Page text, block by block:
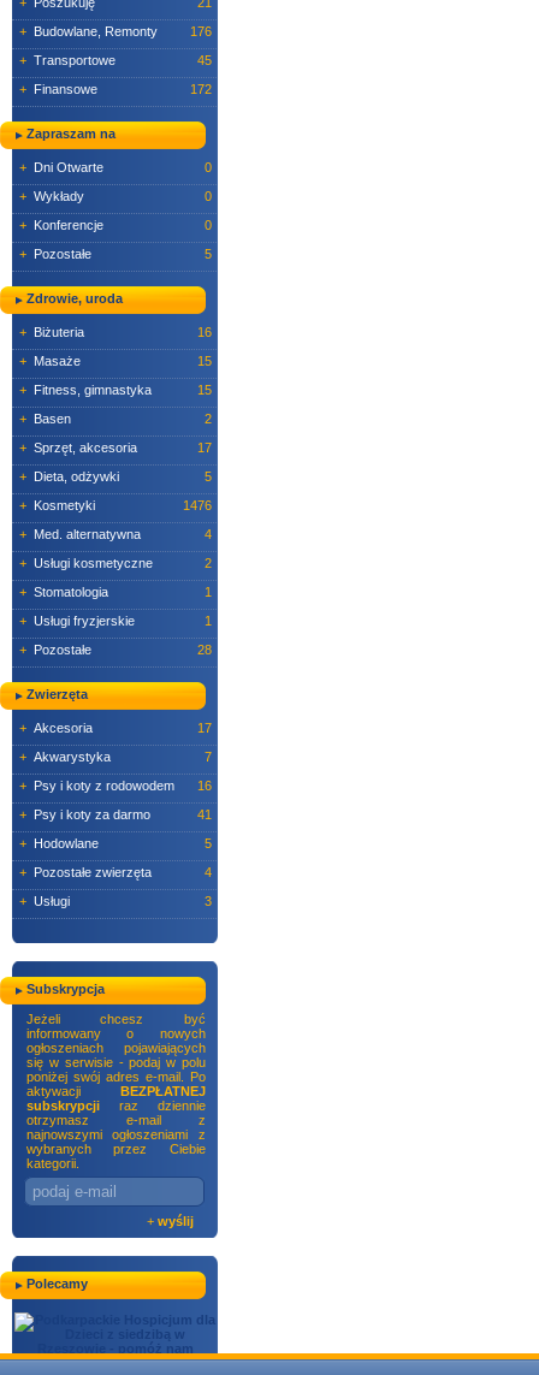
+ Budowlane, Remonty
176
+ Transportowe
45
+ Finansowe 172
Zapraszam na
+ Dni Otwarte
0
+ Wykłady
0
+ Konferencje
0
+ Pozostałe 5
Zdrowie, uroda
+ Biżuteria
16
+ Masaże
15
+ Fitness, gimnastyka
15
+ Basen
2
+ Sprzęt, akcesoria
17
+ Dieta, odżywki
5
+ Kosmetyki
1476
+ Med. alternatywna
4
+ Usługi kosmetyczne
2
+ Stomatologia
1
+ Usługi fryzjerskie
1
+ Pozostałe 28
Zwierzęta
+ Akcesoria
17
+ Akwarystyka
7
+ Psy i koty z rodowodem
16
+ Psy i koty za darmo
41
+ Hodowlane
5
+ Pozostałe zwierzęta
4
+ Usługi 3
Subskrypcja
Jeżeli chcesz być
informowany o nowych
ogłoszeniach pojawiających
się w serwisie - podaj w polu
poniżej swój adres e-mail. Po
aktywacji BEZPŁATNEJ
subskrypcji raz dziennie
otrzymasz e-mail z
najnowszymi ogłoszeniami z
wybranych przez Ciebie
kategorii.
+ wyślij
Polecamy